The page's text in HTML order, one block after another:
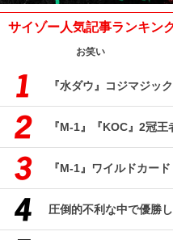
サイゾー人気記事ランキン
お笑い
『水ダウ』コジマジッ
『M-1』『KOC』2冠
『M-1』ワイルドカー
圧倒的不利な中で優勝